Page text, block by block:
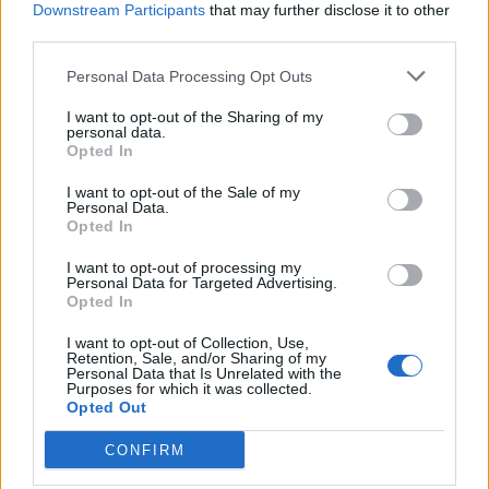
Downstream Participants that may further disclose it to other
Personal Data Processing Opt Outs
I want to opt-out of the Sharing of my
personal data.
Opted In
I want to opt-out of the Sale of my
Personal Data.
Opted In
I want to opt-out of processing my
Personal Data for Targeted Advertising.
Opted In
I want to opt-out of Collection, Use,
Retention, Sale, and/or Sharing of my
Personal Data that Is Unrelated with the
Purposes for which it was collected.
Opted Out
CONFIRM
των προκριματικών άρχισε ήδη να ευνοεί την
Ένωση. Με την Άαρχους να παίρνει το
πρωτάθλημα στη Δανία (για πρώτη φορά από
το '86) και τις ΛΑΣΚ (Αυστρία) και Γκιόρ
(Ουγγαρία) να κρατούν την τύχη τους στα
χέρια τους, η ΑΕΚ πλησιάζει στο γκρουπ των
ισχυρών.
Το «δώρο» της Χαρτς που αλλάζει τα
πάντα
Αν η Χαρτς ολοκληρώσει το θαύμα στη Σκωτία,
η ΑΕΚ κλειδώνει οριστικά τη θέση της στους
ισχυρούς. Τι σημαίνει αυτό στην πράξη;